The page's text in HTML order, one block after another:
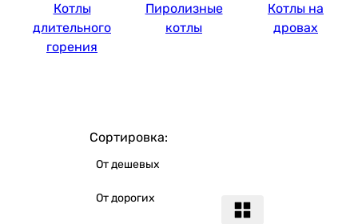
Котлы
длительного
горения
Пиролизные
котлы
Котлы на
дровах
Сортировка:
От дешевых
От дорогих